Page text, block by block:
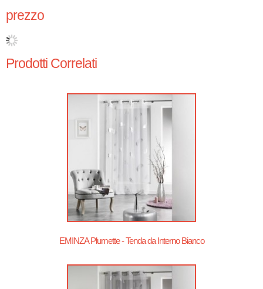
prezzo
Prodotti Correlati
EMINZA Plumette - Tenda da Interno Bianco